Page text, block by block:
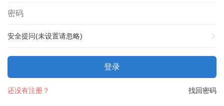
安全提问(未设置请忽略)
登录
找回密码
还没有注册？